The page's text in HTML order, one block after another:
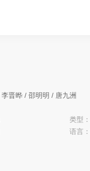
李晋晔 / 邵明明 / 唐九洲
类型：
语言：